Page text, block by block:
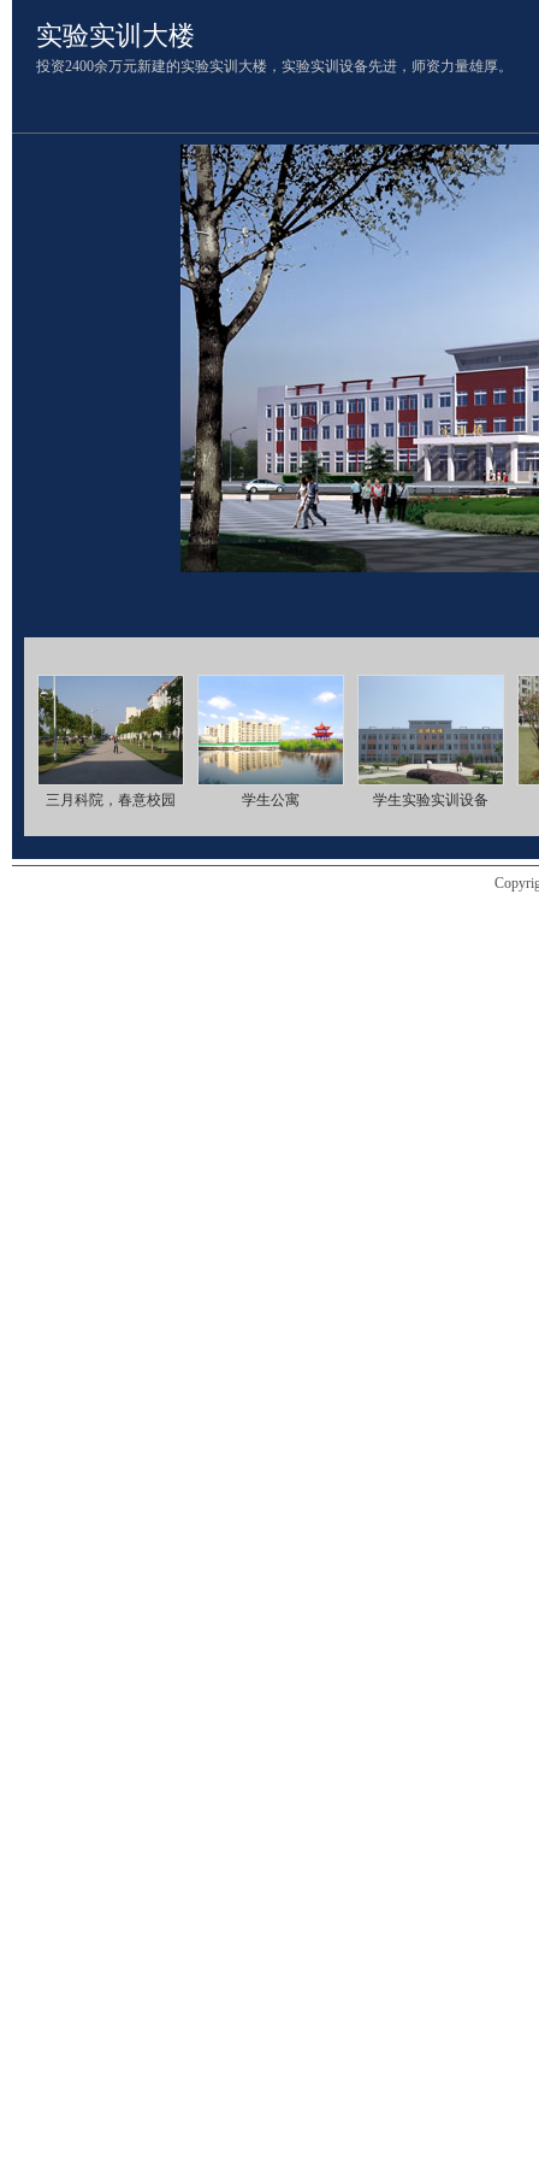
实验实训大楼
投资2400余万元新建的实验实训大楼，实验实训设备先进，师资力量雄厚。
三月科院，春意校园 学生公寓 学生实验实训设备